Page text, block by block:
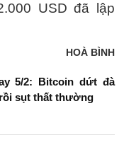
USD đã lập
HOÀ BÌNH
5/2: Bitcoin dứt đà
sụt thất thường